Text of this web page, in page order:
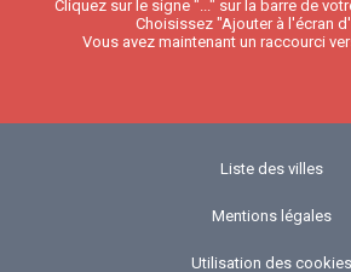
Cliquez sur le signe "..." sur la barre de
Choisissez "Ajouter à l'écran
Vous avez maintenant un raccourci
Liste des villes
Mentions légales
Utilisation des cookies